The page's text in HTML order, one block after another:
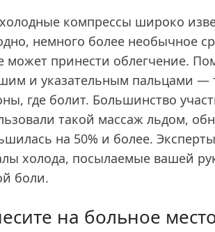
компрессы широко
немного более необычное
может принести облегчение.
и указательным пальцами —
где болит. Большинство
такой массаж льдом,
на 50% и более.
холода, посылаемые вашей
боли.
на больное